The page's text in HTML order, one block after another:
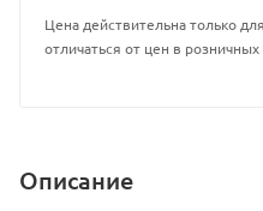
Цена действительна только
отличаться от цен в розничных
Описание